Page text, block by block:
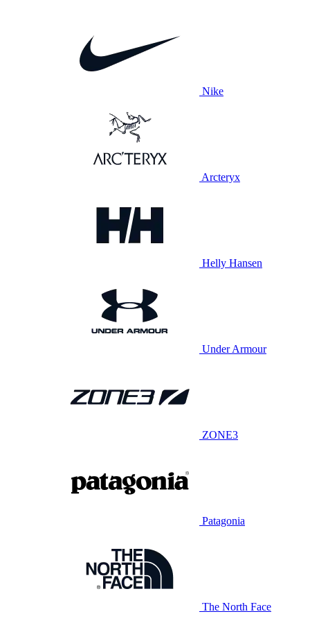
Nike
Arcteryx
Helly Hansen
Under Armour
ZONE3
Patagonia
The North Face